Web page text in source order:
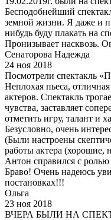
Бесподобнейший
земной жизни. Я даже и
нибудь буду плакать на
Пронизывает насквозь.
Сенаторова Надежда
24 ноя 2018
Посмотрели спектакль
Неплохая пьеса,
актеров. Спектакль
чувства, заставляет
отметить игру, талант и
Безусловно, очень
(Были настроены
работы актера (хорошие,
Антон справился с
Браво! Очень надеюсь
постановках!!!
Ольга
23 ноя 2018
ВЧЕРА БЫЛИ НА